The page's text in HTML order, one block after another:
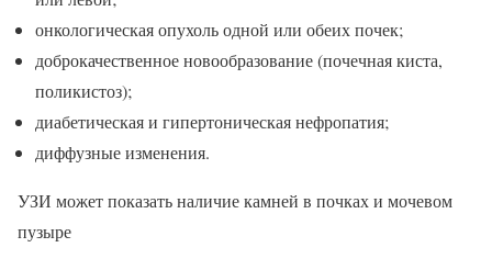
онкологическая опухоль одной или обеих почек;
доброкачественное новообразование (почечная киста,
поликистоз);
диабетическая и гипертоническая нефропатия;
диффузные изменения.
УЗИ может показать наличие камней в почках и мочевом
пузыре